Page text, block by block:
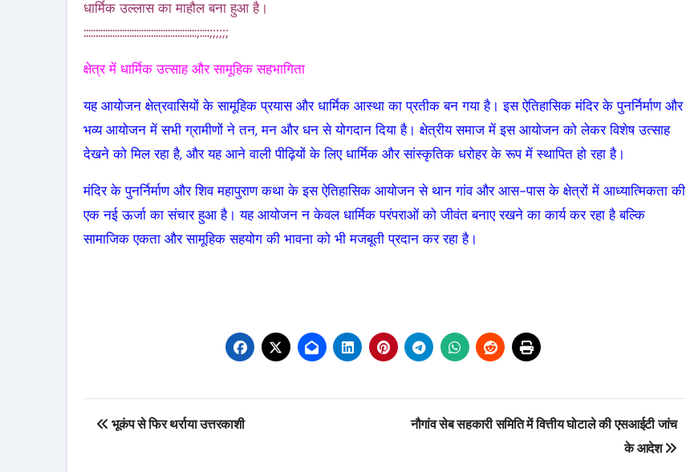
धार्मिक उल्लास का माहौल बना हुआ है।
:::::::::::::::::::::::::::::::::::::::::::::::;::::;;;;;;
क्षेत्र में धार्मिक उत्साह और सामूहिक सहभागिता
यह आयोजन क्षेत्रवासियों के सामूहिक प्रयास और धार्मिक आस्था का प्रतीक बन गया है। इस ऐतिहासिक मंदिर के पुनर्निर्माण और
भव्य आयोजन में सभी ग्रामीणों ने तन, मन और धन से योगदान दिया है। क्षेत्रीय समाज में इस आयोजन को लेकर विशेष उत्साह
देखने को मिल रहा है, और यह आने वाली पीढ़ियों के लिए धार्मिक और सांस्कृतिक धरोहर के रूप में स्थापित हो रहा है।
मंदिर के पुनर्निर्माण और शिव महापुराण कथा के इस ऐतिहासिक आयोजन से थान गांव और आस-पास के क्षेत्रों में आध्यात्मिकता की
एक नई ऊर्जा का संचार हुआ है। यह आयोजन न केवल धार्मिक परंपराओं को जीवंत बनाए रखने का कार्य कर रहा है बल्कि
सामाजिक एकता और सामूहिक सहयोग की भावना को भी मजबूती प्रदान कर रहा है।
Post
भूकंप से फिर थर्राया उत्तरकाशी
नौगांव सेब सहकारी समिति में वित्तीय घोटाले की एसआईटी जांच
के आदेश